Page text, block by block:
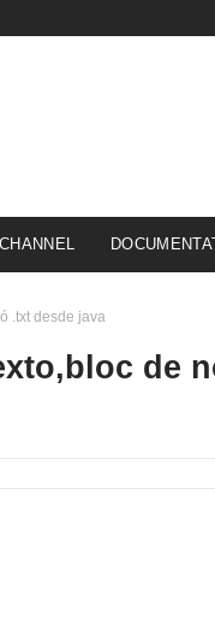
.txt desde java
de